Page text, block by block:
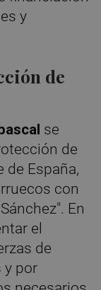
y
de
se
de
de España,
con
En
el
de
y por